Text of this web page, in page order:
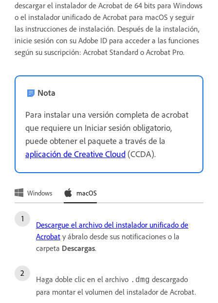
descargar el instalador de Acrobat de 64 bits para Windows
o el instalador unificado de Acrobat para macOS y seguir
las instrucciones de instalación. Después de la instalación,
inicie sesión con su Adobe ID para acceder a las funciones
según su suscripción: Acrobat Standard o Acrobat Pro.
Nota
Para instalar una versión completa de acrobat
que requiere un Iniciar sesión obligatorio,
puede obtener el paquete a través de la
aplicación de Creative Cloud (CCDA).
Windows macOS
Descargue el archivo del instalador unificado de
Acrobat y ábralo desde sus notificaciones o la
carpeta Descargas.
Haga doble clic en el archivo .dmg descargado
para montar el volumen del instalador de Acrobat.